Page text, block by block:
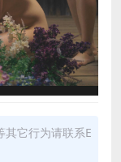
它行为请联系E